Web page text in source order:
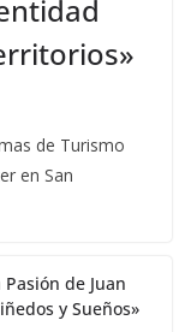
de Turismo
en San
Pasión de Juan
y Sueños»